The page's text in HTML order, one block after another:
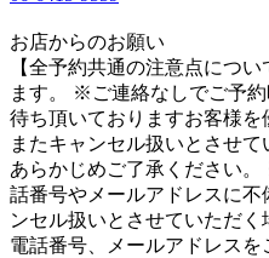
お店からのお願い
【全予約共通の注意点につ
ます。 ※ご連絡なしでご予
待ち頂いておりますお客様を
またキャンセル扱いとさせ
あらかじめご了承ください
話番号やメールアドレスに
ンセル扱いとさせていただ
電話番号、メールアドレス